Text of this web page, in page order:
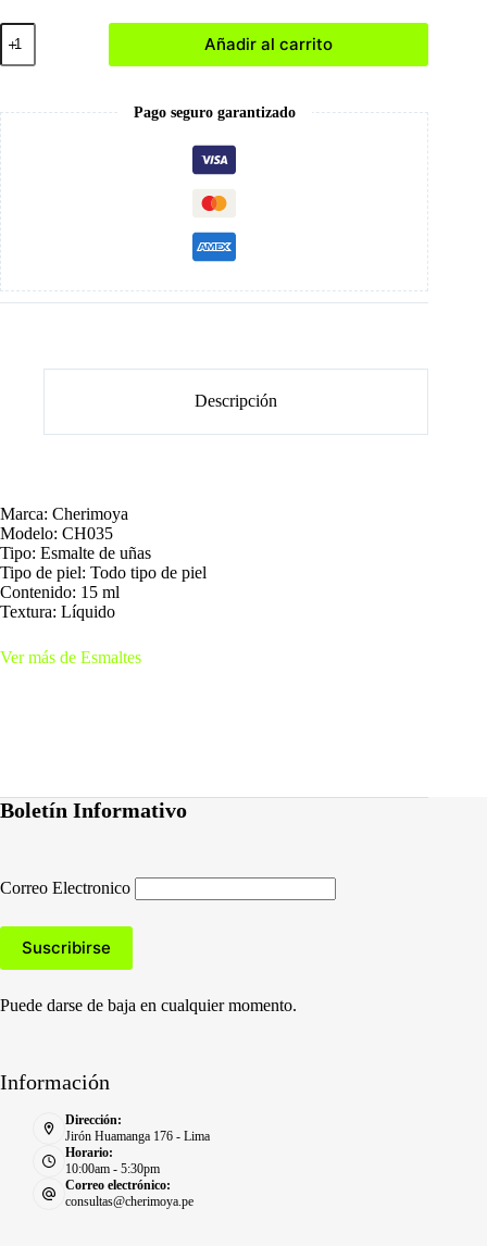
486
Esmalte
en
cantidad
Añadir al carrito
Pago seguro garantizado
Descripción
Marca: Cherimoya
Modelo: CH035
Tipo: Esmalte de uñas
Tipo de piel: Todo tipo de piel
Contenido: 15 ml
Textura: Líquido
Ver más de Esmaltes
Boletín Informativo
Correo Electronico
Puede darse de baja en cualquier momento.
Información
Dirección:
Jirón Huamanga 176 - Lima
Horario:
10:00am - 5:30pm
Correo electrónico:
consultas@cherimoya.pe